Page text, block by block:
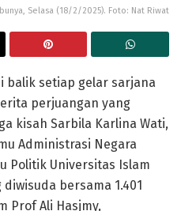
Selasa (18/2/2025). Foto: Nat Riwat
balik setiap gelar sarjana
perjuangan yang
kisah Sarbila Karlina Wati,
Administrasi Negara
Politik Universitas Islam
bersama 1.401
Prof Ali Hasjmy,